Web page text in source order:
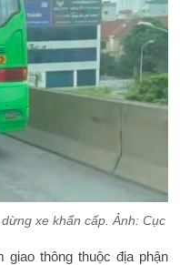
xe khẩn cấp. Ảnh: Cục
thông thuộc địa phận